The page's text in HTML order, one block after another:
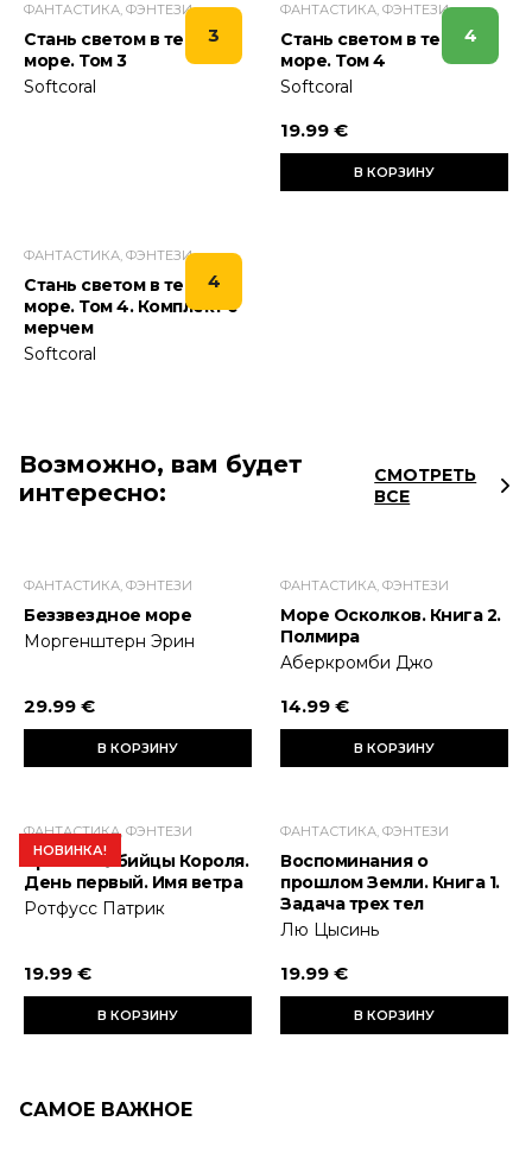
3
ФАНТАСТИКА, ФЭНТЕЗИ
Стань светом в темном
море. Том 3
Softcoral
4
ФАНТАСТИКА, ФЭНТЕЗИ
Стань светом в темном
море. Том 4
Softcoral
19.99 €
В КОРЗИНУ
4
ФАНТАСТИКА, ФЭНТЕЗИ
Стань светом в темном
море. Том 4. Комплект с
мерчем
Softcoral
Возможно, вам будет
интересно:
СМОТРЕТЬ
ВСЕ
ФАНТАСТИКА, ФЭНТЕЗИ
Беззвездное море
Моргенштерн Эрин
29.99 €
В КОРЗИНУ
ФАНТАСТИКА, ФЭНТЕЗИ
Море Осколков. Книга 2.
Полмира
Аберкромби Джо
14.99 €
В КОРЗИНУ
НОВИНКА!
ФАНТАСТИКА, ФЭНТЕЗИ
Хроника Убийцы Короля.
День первый. Имя ветра
Ротфусс Патрик
19.99 €
В КОРЗИНУ
ФАНТАСТИКА, ФЭНТЕЗИ
Воспоминания о
прошлом Земли. Книга 1.
Задача трех тел
Лю Цысинь
19.99 €
В КОРЗИНУ
САМОЕ ВАЖНОЕ